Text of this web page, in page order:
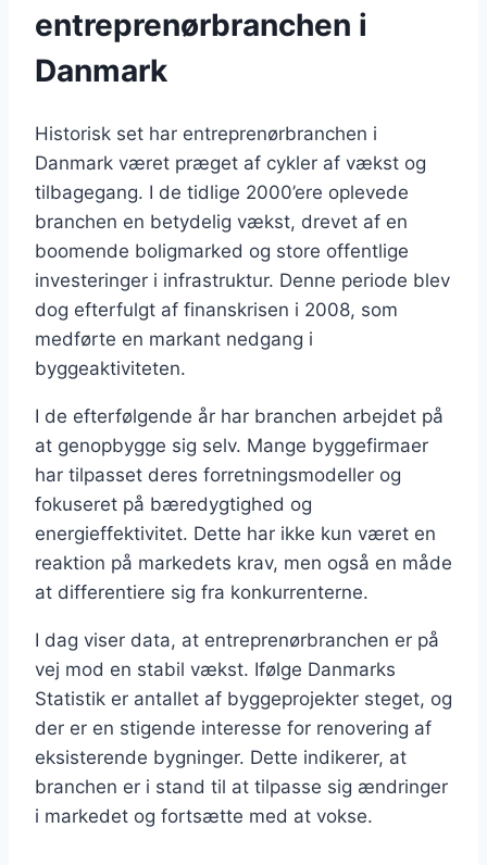
entreprenørbranchen i
Danmark
Historisk set har entreprenørbranchen i
Danmark været præget af cykler af vækst og
tilbagegang. I de tidlige 2000’ere oplevede
branchen en betydelig vækst, drevet af en
boomende boligmarked og store offentlige
investeringer i infrastruktur. Denne periode blev
dog efterfulgt af finanskrisen i 2008, som
medførte en markant nedgang i
byggeaktiviteten.
I de efterfølgende år har branchen arbejdet på
at genopbygge sig selv. Mange byggefirmaer
har tilpasset deres forretningsmodeller og
fokuseret på bæredygtighed og
energieffektivitet. Dette har ikke kun været en
reaktion på markedets krav, men også en måde
at differentiere sig fra konkurrenterne.
I dag viser data, at entreprenørbranchen er på
vej mod en stabil vækst. Ifølge Danmarks
Statistik er antallet af byggeprojekter steget, og
der er en stigende interesse for renovering af
eksisterende bygninger. Dette indikerer, at
branchen er i stand til at tilpasse sig ændringer
i markedet og fortsætte med at vokse.